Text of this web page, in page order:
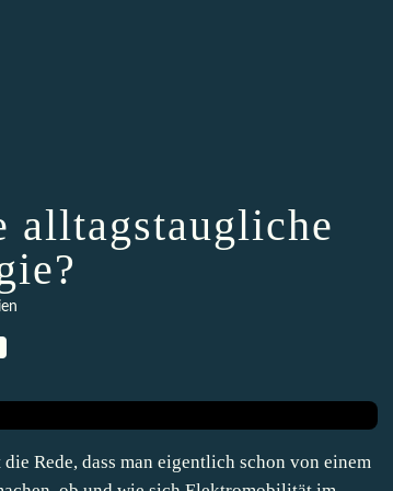
alltagstaugliche
Rede, dass man eigentlich schon von einem